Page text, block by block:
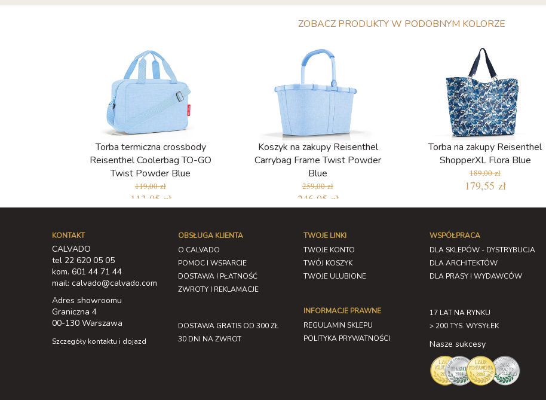
ZOBACZ PRODUKTY W PODOBNYM KOLORZE
Torba termiczna crossbody
Reisenthel Coolerbag TO-GO
Twist Powder Blue
119,00 zł
113,05 zł
Koszyk na zakupy Reisenthel
Carrybag Frame Twist Powder
Blue
259,00 zł
246,05 zł
Torba na zakupy Reisenthel
ShopperXL Flora Blue
189,00 zł
179,55 zł
KONTAKT
CALVADO
tel 22 620 05 05
kom. 601 44 71 44
mail: calvado@calvado.com
Adres showroomu
Graniczna 4
00-130 Warszawa
Szczegóły kontaktu i dojazd
OBSŁUGA KLIENTA
O CALVADO
POMOC I WSPARCIE
DOSTAWA I PŁATNOŚĆ
ZWROTY I REKLAMACJE
DOSTAWA GRATIS OD 300 ZŁ
30 DNI NA ZWROT
TWOJE LINKI
TWOJE KONTO
TWÓJ KOSZYK
TWOJE ULUBIONE
INFORMACJE PRAWNE
REGULAMIN SKLEPU
POLITYKA PRYWATNOŚCI
WSPÓŁPRACA
DLA SKLEPÓW - DYSTRYBUCJA
DLA ARCHITEKTÓW
DLA PRASY I WYDAWCÓW
17 LAT NA RYNKU
> 200 TYS. WYSYŁEK
Nasze sukcesy